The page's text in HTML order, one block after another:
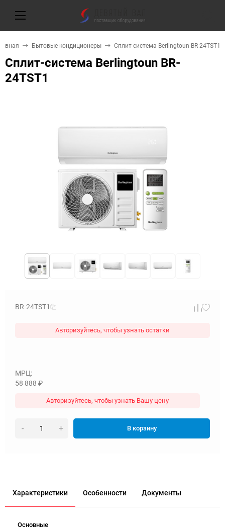
Бытовые кондиционеры Сплит-система Berlingtoun BR-24TST1
Сплит-система Berlingtoun BR-
24TST1
BR-24TST1
Авторизуйтесь, чтобы узнать остатки
МРЦ:
58 888 ₽
Авторизуйтесь, чтобы узнать Вашу цену
- + В корзину
Характеристики Особенности Документы
Основные